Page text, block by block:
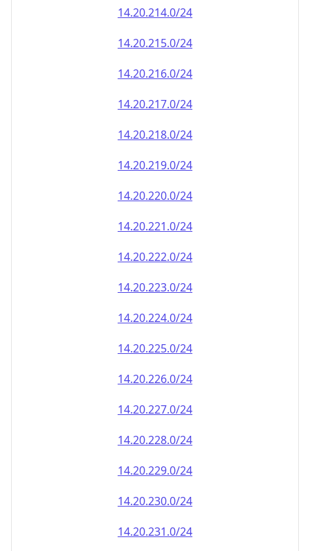
14.20.214.0/24
14.20.215.0/24
14.20.216.0/24
14.20.217.0/24
14.20.218.0/24
14.20.219.0/24
14.20.220.0/24
14.20.221.0/24
14.20.222.0/24
14.20.223.0/24
14.20.224.0/24
14.20.225.0/24
14.20.226.0/24
14.20.227.0/24
14.20.228.0/24
14.20.229.0/24
14.20.230.0/24
14.20.231.0/24